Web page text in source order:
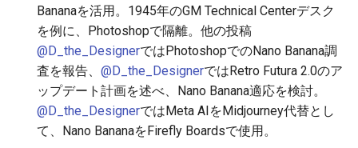
2026-05-27
2026-05-26
2026-05-25
2026-05-24
2025-11-11
2025-11-10
2025-11-09
2025-11-08
2026-05-27
2026-05-26
2026-05-25
2026-05-24
2025-11-11
2025-11-10
2025-11-09
2025-11-08
2026-05-24
2026-05-23
2026-05-22
2026-05-21
2026-05-23
2026-05-22
2026-05-21
2026-05-20
2025-11-11
2025-11-10
2025-11-09
2025-11-08
2026-05-27
2026-05-26
2026-05-25
2026-05-24
Bananaを活用。1945年のGM Technical Centerデスク
を例に、Photoshopで隔離。他の投稿
@D_the_DesignerではPhotoshopでのNano Banana調
査を報告、 @D_the_DesignerではRetro Futura 2.0のア
ップデート計画を述べ、Nano Banana適応を検討。
@D_the_DesignerではMeta AIをMidjourney代替とし
て、Nano BananaをFirefly Boardsで使用。